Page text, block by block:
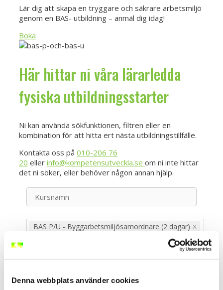
Denna webbplats använder cookies
Lär dig att skapa en tryggare och säkrare arbetsmiljö
genom en BAS- utbildning – anmäl dig idag!
Boka
Här hittar ni våra lärarledda
fysiska utbildningsstarter
Ni kan använda sökfunktionen, filtren eller en
kombination för att hitta ert nästa utbildningstillfälle.
Kontakta oss på 010-206 76
20 eller info@kompetensutveckla.se om ni inte hittar
det ni söker, eller behöver någon annan hjälp.
BAS P/U - Byggarbetsmiljösamordnare (2 dagar)
Välj Typ av Utbildning
Välj Ort eller Webbutbildning